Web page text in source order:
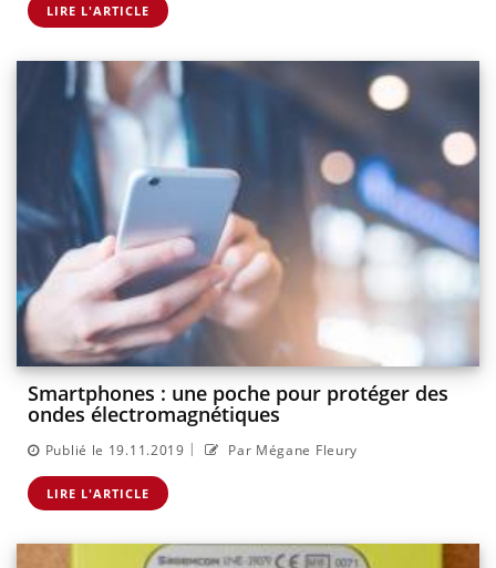
LIRE L'ARTICLE
Smartphones : une poche pour protéger des
ondes électromagnétiques
Publié le 19.11.2019 | Par Mégane Fleury
LIRE L'ARTICLE